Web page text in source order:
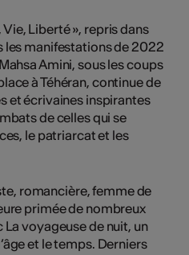
Liberté », repris dans
les manifestations de 2022
Amini, sous les coups
à Téhéran, continue de
et écrivaines inspirantes
de celles qui se
le patriarcat et les
romancière, femme de
primée de nombreux
voyageuse de nuit, un
et le temps. Derniers